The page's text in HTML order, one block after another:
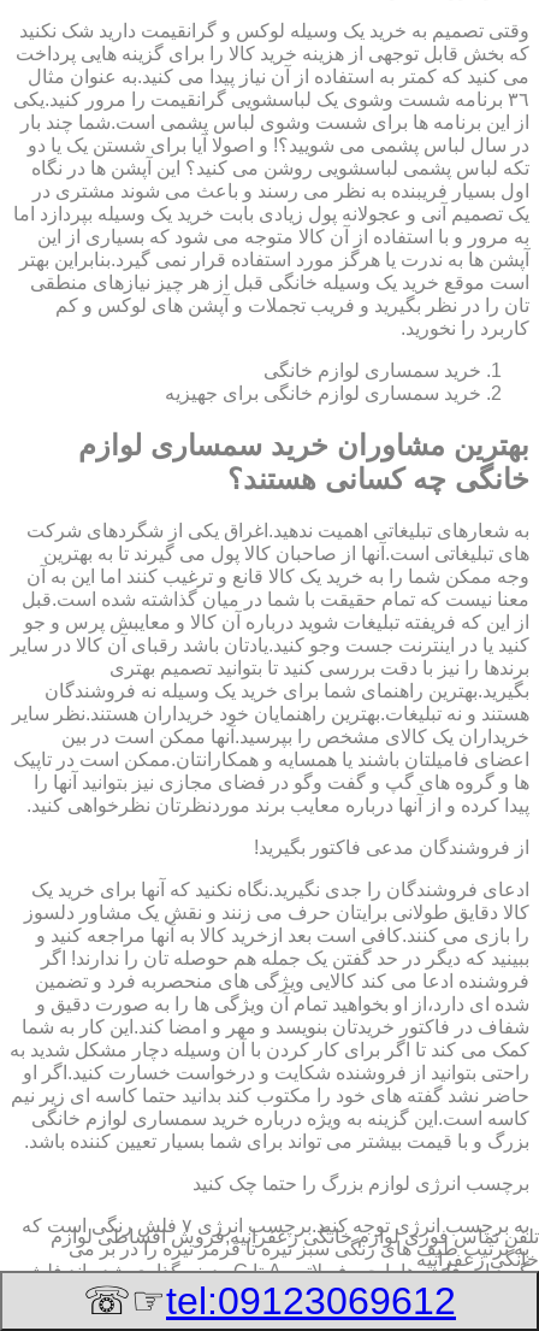
وقتی تصمیم به خرید یک وسیله لوکس و گرانقیمت دارید شک نکنید
که بخش قابل توجهی از هزینه خرید کالا را برای گزینه هایی پرداخت
می کنید که کمتر به استفاده از آن نیاز پیدا می کنید.به عنوان مثال
٣٦ برنامه شست وشوی یک لباسشویی گرانقیمت را مرور کنید.یکی
از این برنامه ها برای شست وشوی لباس پشمی است.شما چند بار
در سال لباس پشمی می شویید؟! و اصولا آیا برای شستن یک یا دو
تکه لباس پشمی لباسشویی روشن می کنید؟ این آپشن ها در نگاه
اول بسیار فریبنده به نظر می رسند و باعث می شوند مشتری در
یک تصمیم آنی و عجولانه پول زیادی بابت خرید یک وسیله بپردازد اما
به مرور و با استفاده از آن کالا متوجه می شود که بسیاری از این
آپشن ها به ندرت یا هرگز مورد استفاده قرار نمی گیرد.بنابراین بهتر
است موقع خرید یک وسیله خانگی قبل از هر چیز نیازهای منطقی
تان را در نظر بگیرید و فریب تجملات و آپشن های لوکس و کم
کاربرد را نخورید.
خرید سمساری لوازم خانگی
خرید سمساری لوازم خانگی برای جهیزیه
بهترین مشاوران خرید سمساری لوازم
خانگی چه کسانی هستند؟
به شعارهای تبلیغاتی اهمیت ندهید.اغراق یکی از شگردهای شرکت
های تبلیغاتی است.آنها از صاحبان کالا پول می گیرند تا به بهترین
وجه ممکن شما را به خرید یک کالا قانع و ترغیب کنند اما این به آن
معنا نیست که تمام حقیقت با شما در میان گذاشته شده است.قبل
از این که فریفته تبلیغات شوید درباره آن کالا و معایبش پرس و جو
کنید یا در اینترنت جست وجو کنید.یادتان باشد رقبای آن کالا در سایر
برندها را نیز با دقت بررسی کنید تا بتوانید تصمیم بهتری
بگیرید.بهترین راهنمای شما برای خرید یک وسیله نه فروشندگان
هستند و نه تبلیغات.بهترین راهنمایان خود خریداران هستند.نظر سایر
خریداران یک کالای مشخص را بپرسید.آنها ممکن است در بین
اعضای فامیلتان باشند یا همسایه و همکارانتان.ممکن است در تاپیک
ها و گروه های گپ و گفت وگو در فضای مجازی نیز بتوانید آنها را
پیدا کرده و از آنها درباره معایب برند موردنظرتان نظرخواهی کنید.
از فروشندگان مدعی فاکتور بگیرید!
ادعای فروشندگان را جدی نگیرید.نگاه نکنید که آنها برای خرید یک
کالا دقایق طولانی برایتان حرف می زنند و نقش یک مشاور دلسوز
را بازی می کنند.کافی است بعد ازخرید کالا به آنها مراجعه کنید و
ببینید که دیگر در حد گفتن یک جمله هم حوصله تان را ندارند! اگر
فروشنده ادعا می کند کالایی ویژگی های منحصربه فرد و تضمین
شده ای دارد،از او بخواهید تمام آن ویژگی ها را به صورت دقیق و
شفاف در فاکتور خریدتان بنویسد و مهر و امضا کند.این کار به شما
کمک می کند تا اگر برای کار کردن با آن وسیله دچار مشکل شدید به
راحتی بتوانید از فروشنده شکایت و درخواست خسارت کنید.اگر او
حاضر نشد گفته های خود را مکتوب کند بدانید حتما کاسه ای زیر نیم
کاسه است.این گزینه به ویژه درباره خرید سمساری لوازم خانگی
بزرگ و با قیمت بیشتر می تواند برای شما بسیار تعیین کننده باشد.
برچسب انرژی لوازم بزرگ را حتما چک کنید
به برچسب انرژی توجه کنید.برچسب انرژی ٧ فلش رنگی است که
به ترتیب طیف های رنگی سبز تیره تا قرمز تیره را در بر می
گیرد.این فلش ها با حروف لاتین A تا G ردیف گذاری شده اند.فلش
A که به رنگ سبز تیره است معرف کمترین میزان مصرف انرژی و
بیشترین بازدهی کالاست و فلش G که به رنگ قرمز تیره است
تلفن تماس فوریلوازم خانگی زعفرانیه,فروش اقساطی لوازم
خانگی زعفرانیه
tel:09123069612
☞☏